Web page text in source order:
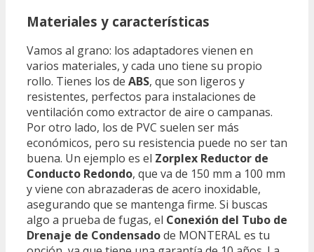
Materiales y características
Vamos al grano: los adaptadores vienen en
varios materiales, y cada uno tiene su propio
rollo. Tienes los de ABS, que son ligeros y
resistentes, perfectos para instalaciones de
ventilación como extractor de aire o campanas.
Por otro lado, los de PVC suelen ser más
económicos, pero su resistencia puede no ser tan
buena. Un ejemplo es el Zorplex Reductor de
Conducto Redondo, que va de 150 mm a 100 mm
y viene con abrazaderas de acero inoxidable,
asegurando que se mantenga firme. Si buscas
algo a prueba de fugas, el Conexión del Tubo de
Drenaje de Condensadode MONTERAL es tu